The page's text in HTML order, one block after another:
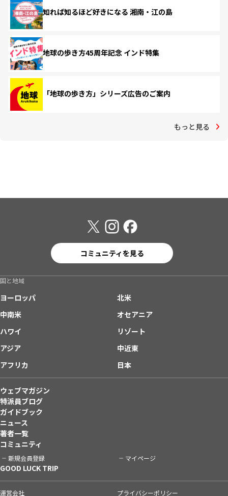
知れば知るほど好きになる 湘南・江の島
地球の歩き方45周年記念 インド特集
「地球の歩き方」シリーズ広告のご案内
もっと見る
コミュニティを見る
国と地域
ヨーロッパ
北米
中南米
オセアニア
ハワイ
リゾート
アジア
中近東
アフリカ
日本
ウェブマガジン
特派員ブログ
ガイドブック
ニュース
著者一覧
コミュニティ
新規会員登録 マイページ
GOOD LUCK TRIP
運営会社 プライバシーポリシー